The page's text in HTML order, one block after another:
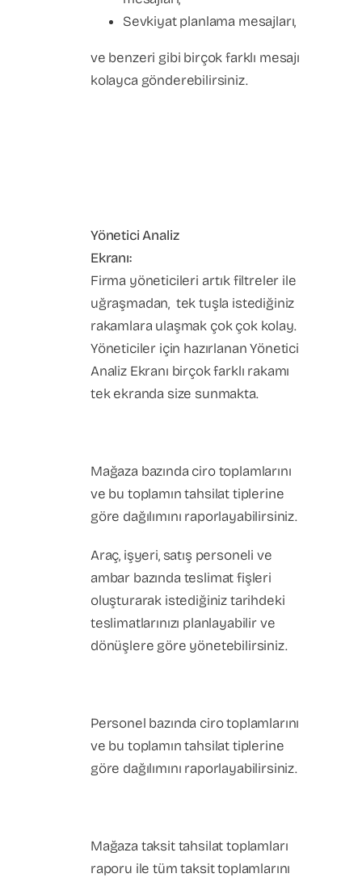
Sevkiyat planlama mesajları,
ve benzeri gibi birçok farklı mesajı
kolayca gönderebilirsiniz.
Yönetici Analiz
Ekranı:
Firma yöneticileri artık filtreler ile
uğraşmadan, tek tuşla istediğiniz
rakamlara ulaşmak çok çok kolay.
Yöneticiler için hazırlanan Yönetici
Analiz Ekranı birçok farklı rakamı
tek ekranda size sunmakta.
Mağaza bazında ciro toplamlarını
ve bu toplamın tahsilat tiplerine
göre dağılımını raporlayabilirsiniz.
Araç, işyeri, satış personeli ve
ambar bazında teslimat fişleri
oluşturarak istediğiniz tarihdeki
teslimatlarınızı planlayabilir ve
dönüşlere göre yönetebilirsiniz.
Personel bazında ciro toplamlarını
ve bu toplamın tahsilat tiplerine
göre dağılımını raporlayabilirsiniz.
Mağaza taksit tahsilat toplamları
raporu ile tüm taksit toplamlarını